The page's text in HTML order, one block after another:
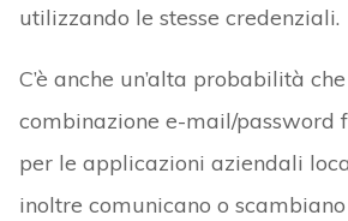
utilizzando le stesse credenziali.
C’è anche un’alta probabilità
combinazione e-mail/password
per le applicazioni aziendali
inoltre comunicano o scambiano